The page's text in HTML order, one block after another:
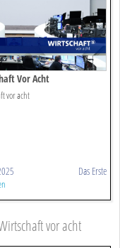
Vor Acht
vor acht
Das Erste
vor acht